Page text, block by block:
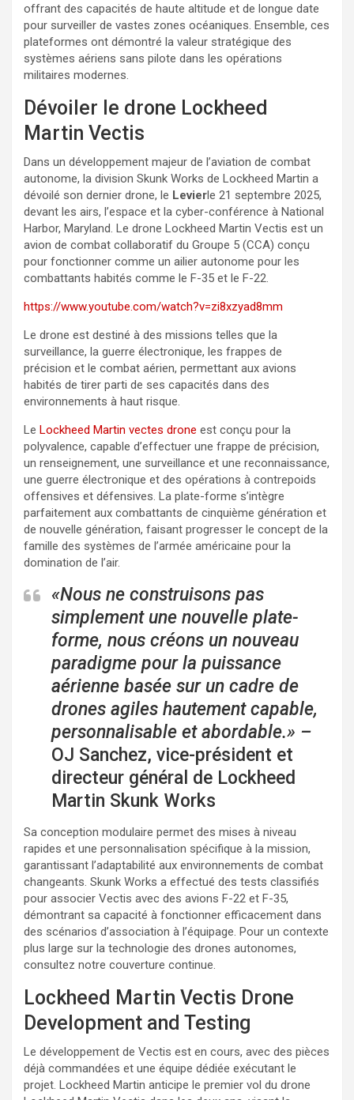
offrant des capacités de haute altitude et de longue date
pour surveiller de vastes zones océaniques. Ensemble, ces
plateformes ont démontré la valeur stratégique des
systèmes aériens sans pilote dans les opérations
militaires modernes.
Dévoiler le drone Lockheed
Martin Vectis
Dans un développement majeur de l’aviation de combat
autonome, la division Skunk Works de Lockheed Martin a
dévoilé son dernier drone, le Levierle 21 septembre 2025,
devant les airs, l’espace et la cyber-conférence à National
Harbor, Maryland. Le drone Lockheed Martin Vectis est un
avion de combat collaboratif du Groupe 5 (CCA) conçu
pour fonctionner comme un ailier autonome pour les
combattants habités comme le F-35 et le F-22.
https://www.youtube.com/watch?v=zi8xzyad8mm
Le drone est destiné à des missions telles que la
surveillance, la guerre électronique, les frappes de
précision et le combat aérien, permettant aux avions
habités de tirer parti de ses capacités dans des
environnements à haut risque.
Le Lockheed Martin vectes drone est conçu pour la
polyvalence, capable d’effectuer une frappe de précision,
un renseignement, une surveillance et une reconnaissance,
une guerre électronique et des opérations à contrepoids
offensives et défensives. La plate-forme s’intègre
parfaitement aux combattants de cinquième génération et
de nouvelle génération, faisant progresser le concept de la
famille des systèmes de l’armée américaine pour la
domination de l’air.
«Nous ne construisons pas
simplement une nouvelle plate-
forme, nous créons un nouveau
paradigme pour la puissance
aérienne basée sur un cadre de
drones agiles hautement capable,
personnalisable et abordable.» –
OJ Sanchez, vice-président et
directeur général de Lockheed
Martin Skunk Works
Sa conception modulaire permet des mises à niveau
rapides et une personnalisation spécifique à la mission,
garantissant l’adaptabilité aux environnements de combat
changeants. Skunk Works a effectué des tests classifiés
pour associer Vectis avec des avions F-22 et F-35,
démontrant sa capacité à fonctionner efficacement dans
des scénarios d’association à l’équipage. Pour un contexte
plus large sur la technologie des drones autonomes,
consultez notre couverture continue.
Lockheed Martin Vectis Drone
Development and Testing
Le développement de Vectis est en cours, avec des pièces
déjà commandées et une équipe dédiée exécutant le
projet. Lockheed Martin anticipe le premier vol du drone